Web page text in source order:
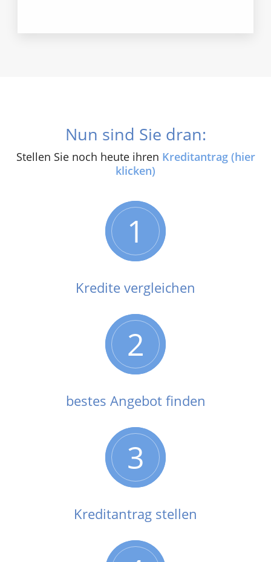
Nun sind Sie dran:
Stellen Sie noch heute ihren Kreditantrag (hier
klicken)
1
Kredite vergleichen
2
bestes Angebot finden
3
Kreditantrag stellen